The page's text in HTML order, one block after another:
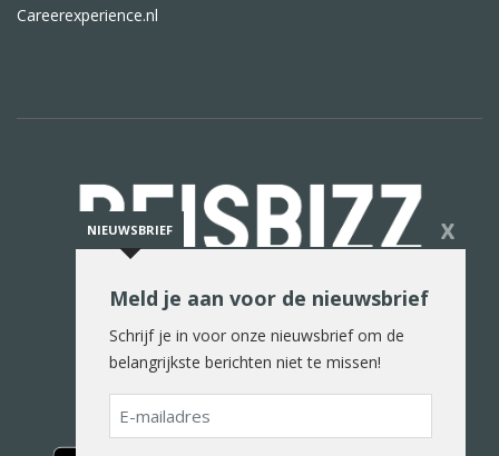
Careerexperience.nl
De reiswereld in woord en beeld
NIEUWSBRIEF X
Meld je aan voor de nieuwsbrief
Schrijf je in voor onze nieuwsbrief om de
belangrijkste berichten niet te missen!
E-
mailadres